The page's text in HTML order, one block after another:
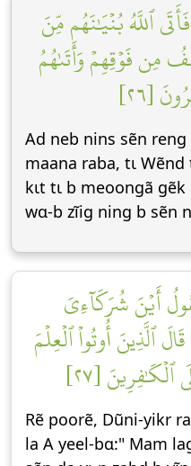
ٱللَّهُ بُنۡيَٰنَهُم مِّنَ
مِن فَوۡقِهِمۡ وَأَتَىٰهُمُ
[٢٦]
Ad neb nins sẽn
maana raba, tɩ
kɩt tɩ b meoongã gẽk
wɑ-b zĩig ning b sẽn
أَيۡنَ شُرَكَآءِيَ
ٱلَّذِينَ أُوتُواْ ٱلۡعِلۡمَ
[٢٧]
Rẽ poorẽ, Dũni-yikr
la A yeel-bɑ:" Mam